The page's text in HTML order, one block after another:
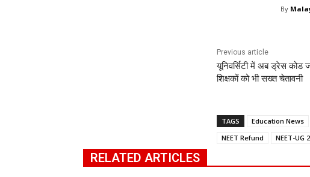
By
Previous article
यूनिवर्सिटी में अब ड्रेस कोड
शिक्षकों को भी सख्त चेतावनी
TAGS Education News
NEET Refund
NEET-UG
RELATED ARTICLES